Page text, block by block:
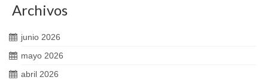
Archivos
junio 2026
mayo 2026
abril 2026